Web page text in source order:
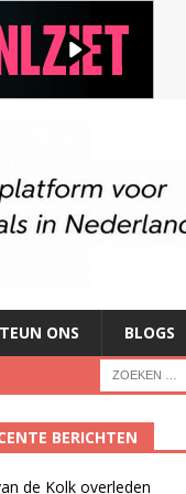
ONS BLOGS
BERICHTEN
de Kolk overleden